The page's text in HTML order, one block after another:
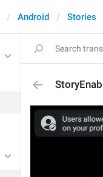
Android Stories